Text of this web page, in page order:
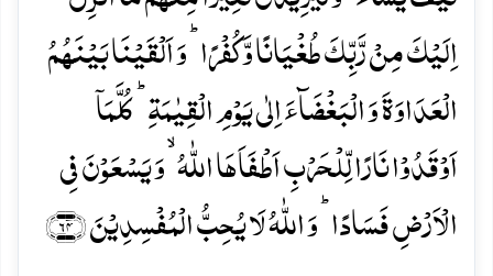
اِلَیۡکَ مِنۡ رَّبِّکَ طُغۡیَانًا وَّ کُفۡرًا ؕ وَ اَلۡقَیۡنَا بَیۡنَہُمُ
الۡعَدَاوَۃَ وَ الۡبَغۡضَآءَ اِلٰی یَوۡمِ الۡقِیٰمَۃِ ؕ کُلَّمَاۤ
اَوۡقَدُوۡا نَارًا لِّلۡحَرۡبِ اَطۡفَاَہَا اللّٰہُ ۙ وَ یَسۡعَوۡنَ فِی
الۡاَرۡضِ فَسَادًا ؕ وَ اللّٰہُ لَا یُحِبُّ الۡمُفۡسِدِیۡنَ ﴿۶۴﴾